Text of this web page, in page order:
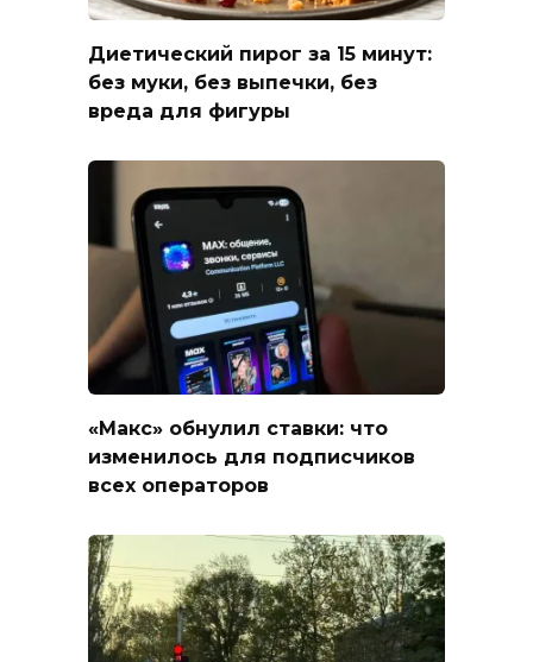
Диетический пирог за 15 минут:
без муки, без выпечки, без
вреда для фигуры
«Макс» обнулил ставки: что
изменилось для подписчиков
всех операторов